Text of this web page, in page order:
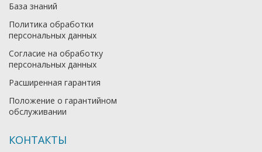
База знаний
Политика обработки
персональных данных
Согласие на обработку
персональных данных
Расширенная гарантия
Положение о гарантийном
обслуживании
КОНТАКТЫ